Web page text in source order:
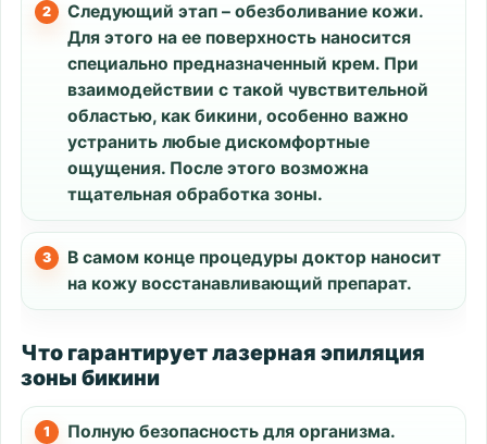
Следующий этап – обезболивание кожи.
Для этого на ее поверхность наносится
специально предназначенный крем. При
взаимодействии с такой чувствительной
областью, как бикини, особенно важно
устранить любые дискомфортные
ощущения. После этого возможна
тщательная обработка зоны.
В самом конце процедуры доктор наносит
на кожу восстанавливающий препарат.
Что гарантирует лазерная эпиляция
зоны бикини
Полную безопасность для организма.